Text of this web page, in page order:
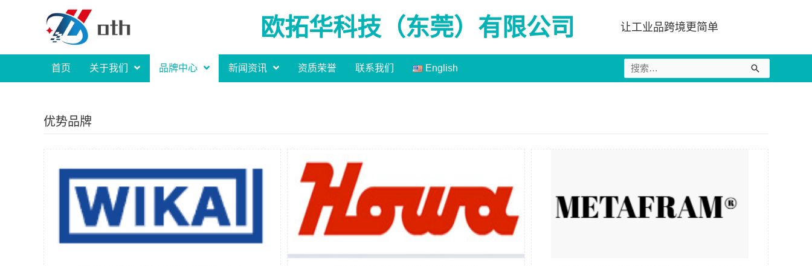
欧拓华科技（东莞）有限公司 让工业品跨境更简单
首页 关于我们 品牌中心 新闻资讯 资质荣誉 联系我们 English
搜
索：
优势品牌